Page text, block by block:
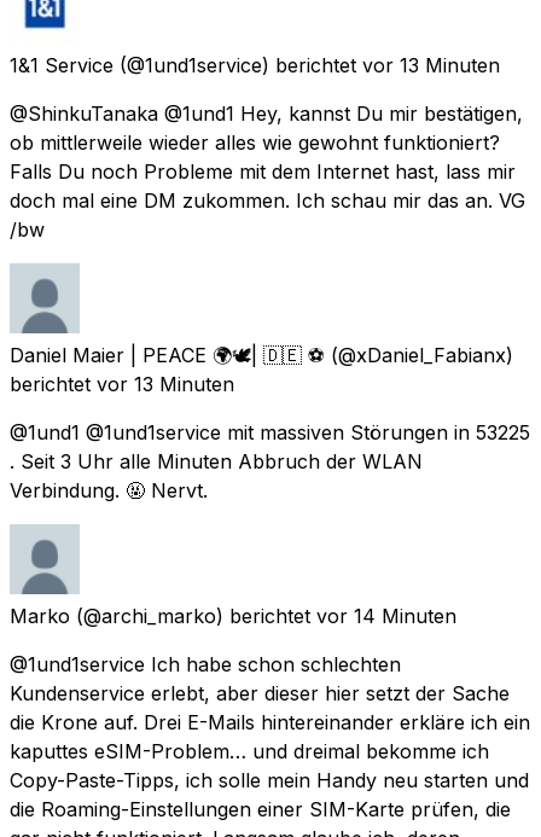
1&1 Service (@1und1service) berichtet vor 13 Minuten
@ShinkuTanaka @1und1 Hey, kannst Du mir bestätigen,
ob mittlerweile wieder alles wie gewohnt funktioniert?
Falls Du noch Probleme mit dem Internet hast, lass mir
doch mal eine DM zukommen. Ich schau mir das an. VG
/bw
Daniel Maier | PEACE 🌍🕊| 🇩🇪 ⚽️ (@xDaniel_Fabianx)
berichtet vor 13 Minuten
@1und1 @1und1service mit massiven Störungen in 53225
. Seit 3 Uhr alle Minuten Abbruch der WLAN
Verbindung. 🤬 Nervt.
Marko (@archi_marko) berichtet vor 14 Minuten
@1und1service Ich habe schon schlechten
Kundenservice erlebt, aber dieser hier setzt der Sache
die Krone auf. Drei E-Mails hintereinander erkläre ich ein
kaputtes eSIM-Problem… und dreimal bekomme ich
Copy-Paste-Tipps, ich solle mein Handy neu starten und
die Roaming-Einstellungen einer SIM-Karte prüfen, die